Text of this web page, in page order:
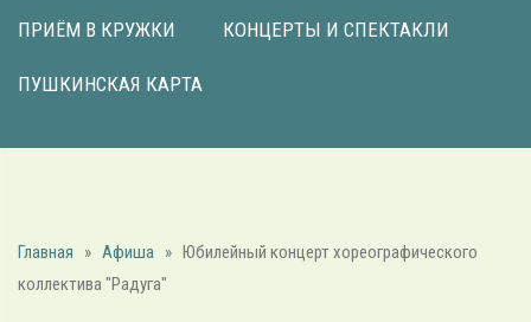
ПРИЁМ В КРУЖКИ КОНЦЕРТЫ И СПЕКТАКЛИ
ПУШКИНСКАЯ КАРТА
Главная » Афиша » Юбилейный концерт хореографического
коллектива "Радуга"